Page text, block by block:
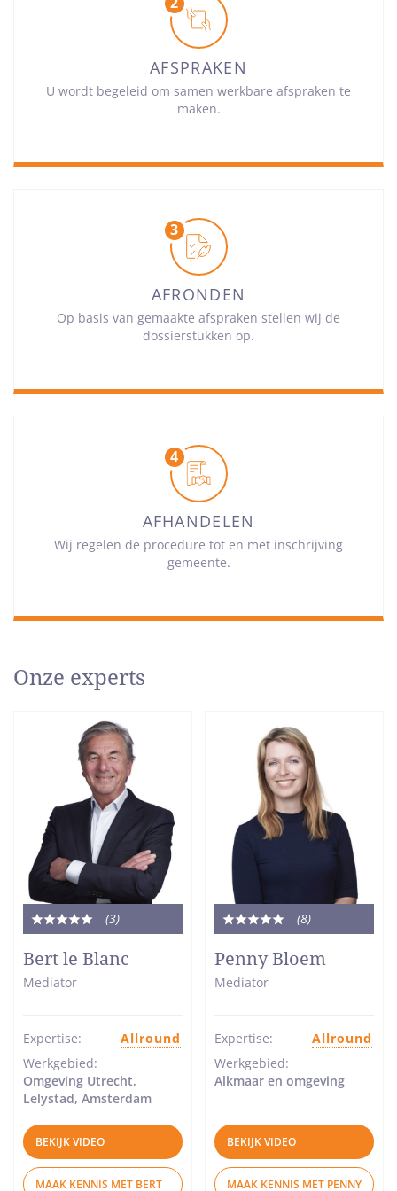
AFSPRAKEN
U wordt begeleid om samen werkbare afspraken te
maken.
AFRONDEN
Op basis van gemaakte afspraken stellen wij de
dossierstukken op.
AFHANDELEN
Wij regelen de procedure tot en met inschrijving
gemeente.
Onze experts
(3)
Totale
waardering:
5
van
Bert le Blanc
Mediator
Expertise:
Allround
Werkgebied:
Omgeving Utrecht,
Lelystad, Amsterdam
BEKIJK VIDEO
MAAK KENNIS MET BERT
(8)
Totale
waardering:
5
van
Penny Bloem
Mediator
Expertise:
Allround
Werkgebied:
Alkmaar en omgeving
BEKIJK VIDEO
MAAK KENNIS MET PENNY